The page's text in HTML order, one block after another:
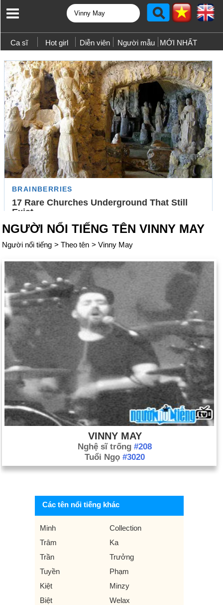
Ca sĩ Hot girl Diễn viên Người mẫu MỚI NHẤT
NGƯỜI NỔI TIẾNG TÊN VINNY MAY
Người nổi tiếng > Theo tên > Vinny May
VINNY MAY
Nghệ sĩ trống #208
Tuổi Ngọ #3020
Các tên nổi tiếng khác
Minh
Collection
Trâm
Ka
Trần
Trưởng
Tuyền
Phạm
Kiệt
Minzy
Biệt
Welax